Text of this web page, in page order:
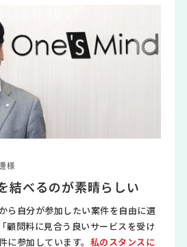
様
結べるのが素晴らしい
ら自分が参加したい案件を自由に選
顧問料に見合う良いサービスを受け
に参加しています。 私のスタンスに